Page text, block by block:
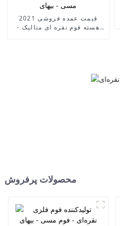
قیمت عمده فروشی 2021
هسته فوم نقره ای متالیک -
محصولات پرفروش